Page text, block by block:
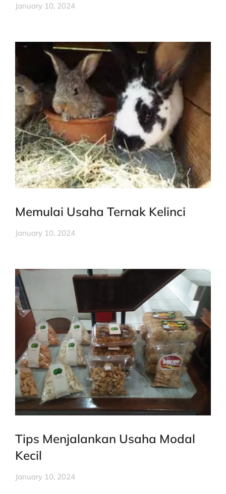
January 10, 2024
Memulai Usaha Ternak Kelinci
January 10, 2024
Tips Menjalankan Usaha Modal
Kecil
January 10, 2024